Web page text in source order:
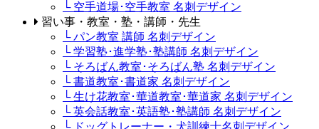
└ 空手道場･空手教室 名刺デザイン
習い事・教室・塾・講師・先生
└ パン教室 講師 名刺デザイン
└ 学習塾･進学塾･塾講師 名刺デザイン
└ そろばん教室･そろばん塾 名刺デザイン
└ 書道教室･書道家 名刺デザイン
└ 生け花教室･華道教室･華道家 名刺デザイン
└ 英会話教室･英語塾･塾講師 名刺デザイン